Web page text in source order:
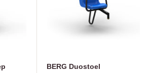
BERG Duostoel